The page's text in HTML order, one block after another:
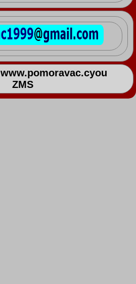
www.pomoravac.cyou
ZMS